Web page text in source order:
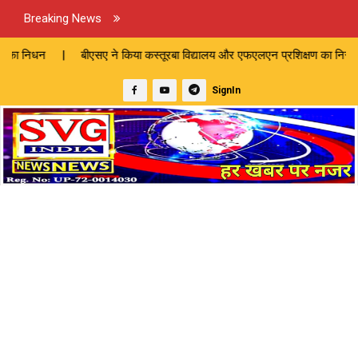
Breaking News
कस्तूरबा विद्यालय और एफएलएन प्रशिक्षण का निरीक्षण | छेड़खानी के
SignIn